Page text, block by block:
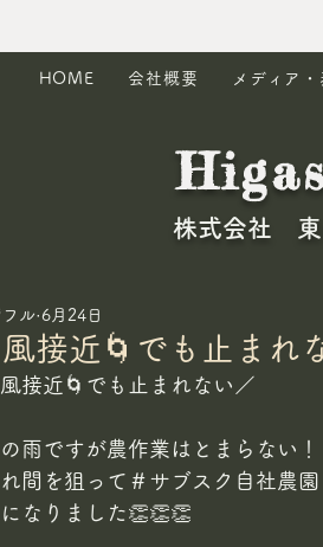
HOME 会社概要 メディア
株式会社 東
風接近🌀でも止まれ
ル 6月24日
接近🌀でも止まれない／
雨ですが農作業はとまらない！
間を狙って＃サブスク自社農
なりました👏👏👏